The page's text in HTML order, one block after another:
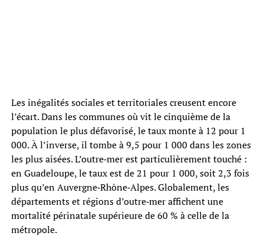
Les inégalités sociales et territoriales creusent encore
l’écart. Dans les communes où vit le cinquième de la
population le plus défavorisé, le taux monte à 12 pour 1
000. À l’inverse, il tombe à 9,5 pour 1 000 dans les zones
les plus aisées. L’outre‑mer est particulièrement touché :
en Guadeloupe, le taux est de 21 pour 1 000, soit 2,3 fois
plus qu’en Auvergne‑Rhône‑Alpes. Globalement, les
départements et régions d’outre‑mer affichent une
mortalité périnatale supérieure de 60 % à celle de la
métropole.